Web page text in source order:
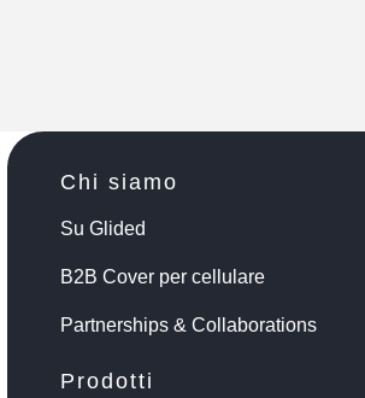
Chi siamo
Su Glided
B2B Cover per cellulare
Partnerships & Collaborations
Prodotti